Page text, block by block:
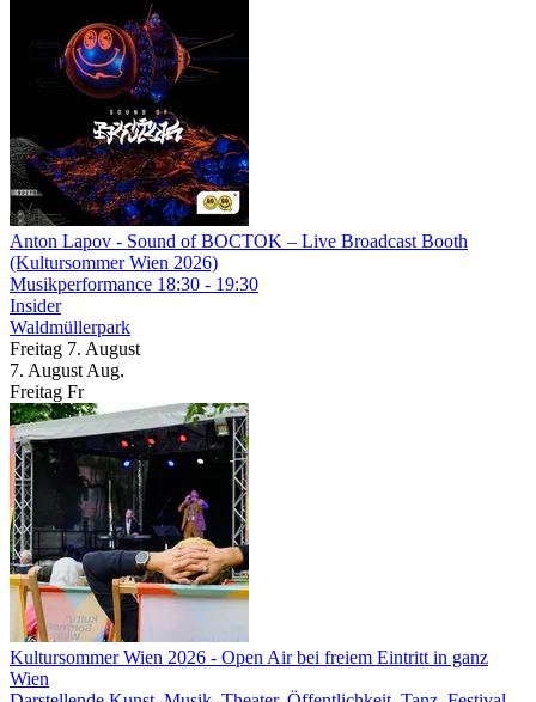
Anton Lapov - Sound of BOCTOK – Live Broadcast Booth
(Kultursommer Wien 2026)
Musikperformance 18:30 - 19:30
Insider
Waldmüllerpark
Freitag 7. August
7. August Aug.
Freitag Fr
Kultursommer Wien 2026 - Open Air bei freiem Eintritt in ganz
Wien